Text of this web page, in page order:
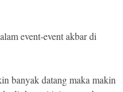
event-event akbar di
banyak datang maka makin